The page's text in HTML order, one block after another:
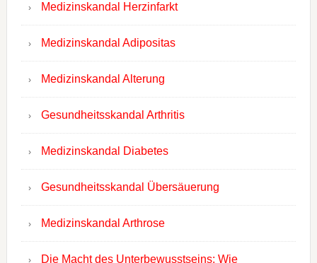
Medizinskandal Herzinfarkt
Medizinskandal Adipositas
Medizinskandal Alterung
Gesundheitsskandal Arthritis
Medizinskandal Diabetes
Gesundheitsskandal Übersäuerung
Medizinskandal Arthrose
Die Macht des Unterbewusstseins: Wie